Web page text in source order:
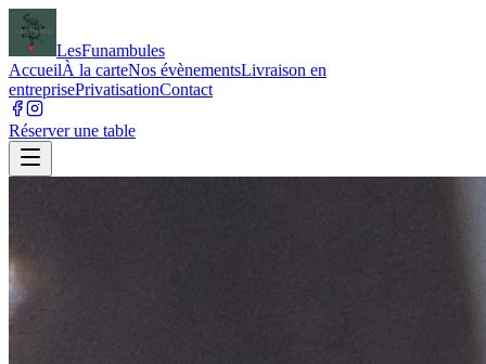
LesFunambules
AccueilÀ la carteNos évènementsLivraison en
entreprisePrivatisationContact
Réserver une table